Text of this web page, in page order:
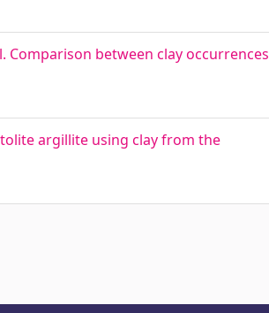
Comparison between clay occurrences
argillite using clay from the